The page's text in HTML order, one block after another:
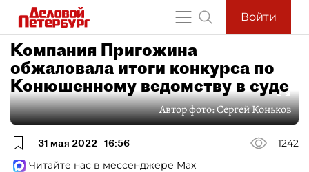
Войти
Компания Пригожина
обжаловала итоги конкурса по
Конюшенному ведомству в суде
Автор фото:Сергей Коньков
31 мая 2022 16:56
1242
Читайте нас в мессенджере Max